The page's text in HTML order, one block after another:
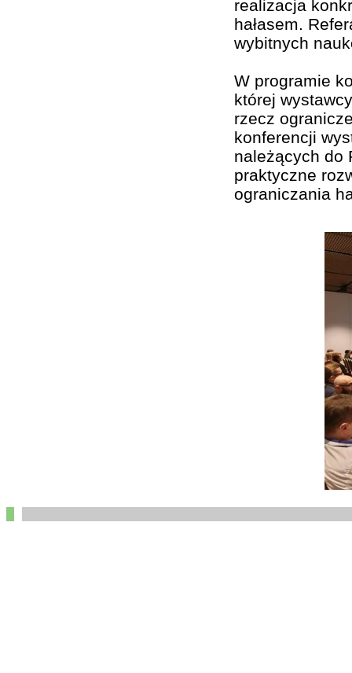
realizacja
hałasem.
wybitnych
W programie
której
rzecz
konferencji
należących do
praktyczne
ograniczania